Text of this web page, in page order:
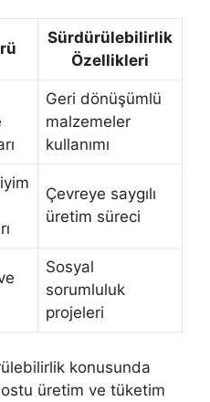
Sürdürülebilirlik
Özellikleri
Geri dönüşümlü
malzemeler
kullanımı
Çevreye saygılı
üretim süreci
Sosyal
sorumluluk
projeleri
konusunda
üretim ve tüketim